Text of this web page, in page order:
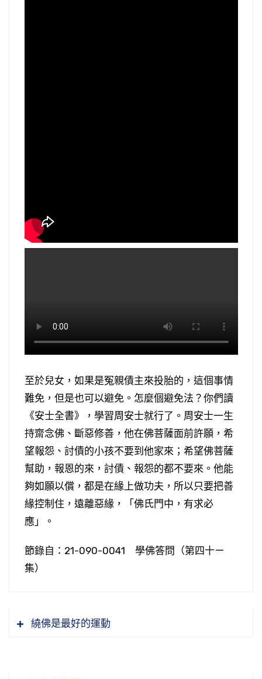
至於兒女，如果是冤親債主來投胎的，這個事情
難免，但是也可以避免。怎麼個避免法？你們讀
《安士全書》，學習周安士就行了。周安士一生
持齋念佛、斷惡修善，他在佛菩薩面前許願，希
望報怨、討債的小孩不要到他家來；希望佛菩薩
幫助，報恩的來，討債、報怨的都不要來。他能
夠如願以償，都是在緣上做功夫，所以只要把善
緣控制住，遠離惡緣，「佛氏門中，有求必
應」。
節錄自：21-090-0041 學佛答問（第四十ㄧ
集）
繞佛是最好的運動